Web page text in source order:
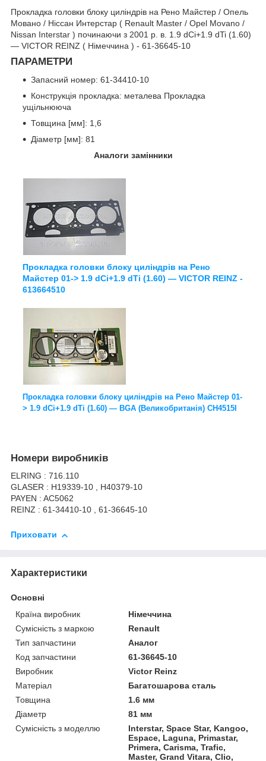
Прокладка головки блоку циліндрів на Рено Майстер / Опель
Мовано / Ніссан Интерстар ( Renault Master / Opel Movano /
Nissan Interstar ) починаючи з 2001 р. в. 1.9 dCi+1.9 dTi (1.60)
— VICTOR REINZ ( Німеччина ) - 61-36645-10
ПАРАМЕТРИ
Запасний номер: 61-34410-10
Конструкція прокладка: металева Прокладка
ущільнююча
Товщина [мм]: 1,6
Діаметр [мм]: 81
Аналоги замінники
Прокладка головки блоку циліндрів на Рено
Майстер 01-> 1.9 dCi+1.9 dTi (1.60) — VICTOR REINZ -
613664510
Прокладка головки блоку циліндрів на Рено Майстер 01-
> 1.9 dCi+1.9 dTi (1.60) — BGA (Великобританія) CH4515I
Номери виробників
ELRING : 716.110
GLASER : H19339-10 , H40379-10
PAYEN : AC5062
REINZ : 61-34410-10 , 61-36645-10
Приховати
Характеристики
Основні
Країна виробник
Німеччина
Сумісність з маркою
Renault
Тип запчастини
Аналог
Код запчастини
61-36645-10
Виробник
Victor Reinz
Матеріал
Багатошарова сталь
Товщина
1.6 мм
Діаметр
81 мм
Сумісність з моделлю
Interstar, Space Star, Kangoo,
Espace, Laguna, Primastar,
Primera, Carisma, Trafic,
Master, Grand Vitara, Clio,